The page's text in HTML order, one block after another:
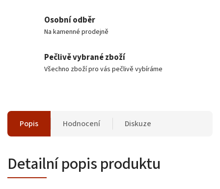
Osobní odběr
Na kamenné prodejně
Pečlivě vybrané zboží
Všechno zboží pro vás pečlivě vybíráme
Popis Hodnocení Diskuze
Detailní popis produktu